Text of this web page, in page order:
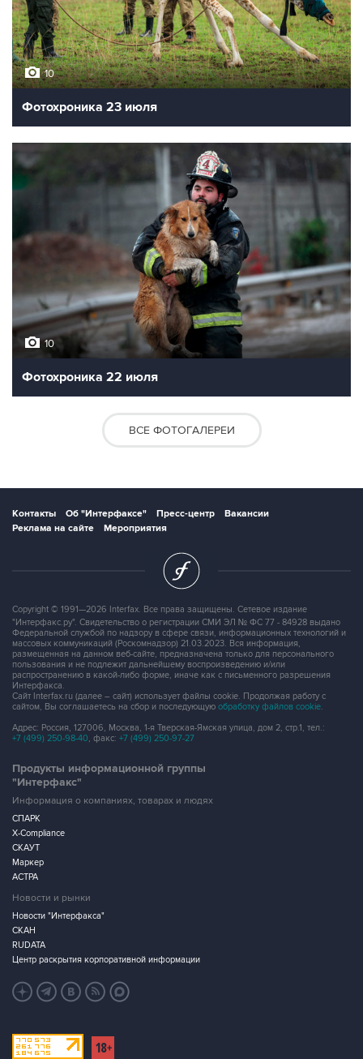
10
Фотохроника 23 июля
10
Фотохроника 22 июля
ВСЕ ФОТОГАЛЕРЕИ
Контакты Об "Интерфаксе" Пресс-центр
Вакансии
Реклама на сайте
Мероприятия
Copyright © 1991—2026 Interfax. Все права защищены. Сетевое издание
"Интерфакс.ру". Свидетельство о регистрации СМИ ЭЛ № ФС 77 - 84928 выдано
Федеральной службой по надзору в сфере связи, информационных технологий и
массовых коммуникаций (Роскомнадзор) 21.03.2023. Вся информация,
размещенная на данном веб-сайте, предназначена только для персонального
пользования и не подлежит дальнейшему воспроизведению и/или
распространению в какой-либо форме, иначе как с письменного разрешения
Интерфакса.
Сайт Interfax.ru (далее – сайт) использует файлы cookie. Продолжая работу с
сайтом, Вы соглашаетесь на сбор и последующую обработку файлов cookie.
Адрес: Россия, 127006, Москва, 1-я Тверская-Ямская улица, дом 2, стр.1, тел.:
+7 (499) 250-98-40, факс: +7 (499) 250-97-27
Продукты информационной группы
"Интерфакс"
Информация о компаниях, товарах и людях
СПАРК
X-Compliance
СКАУТ
Маркер
АСТРА
Новости и рынки
Новости "Интерфакса"
СКАН
RUDATA
Центр раскрытия корпоративной информации